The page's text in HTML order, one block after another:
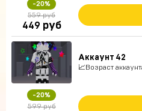
-20%
559 руб
449 руб
Аккаунт 42
📈Возраст
-20%
599 руб